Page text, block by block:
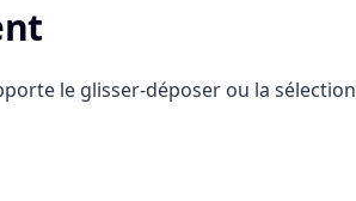
le glisser-déposer ou la sélection